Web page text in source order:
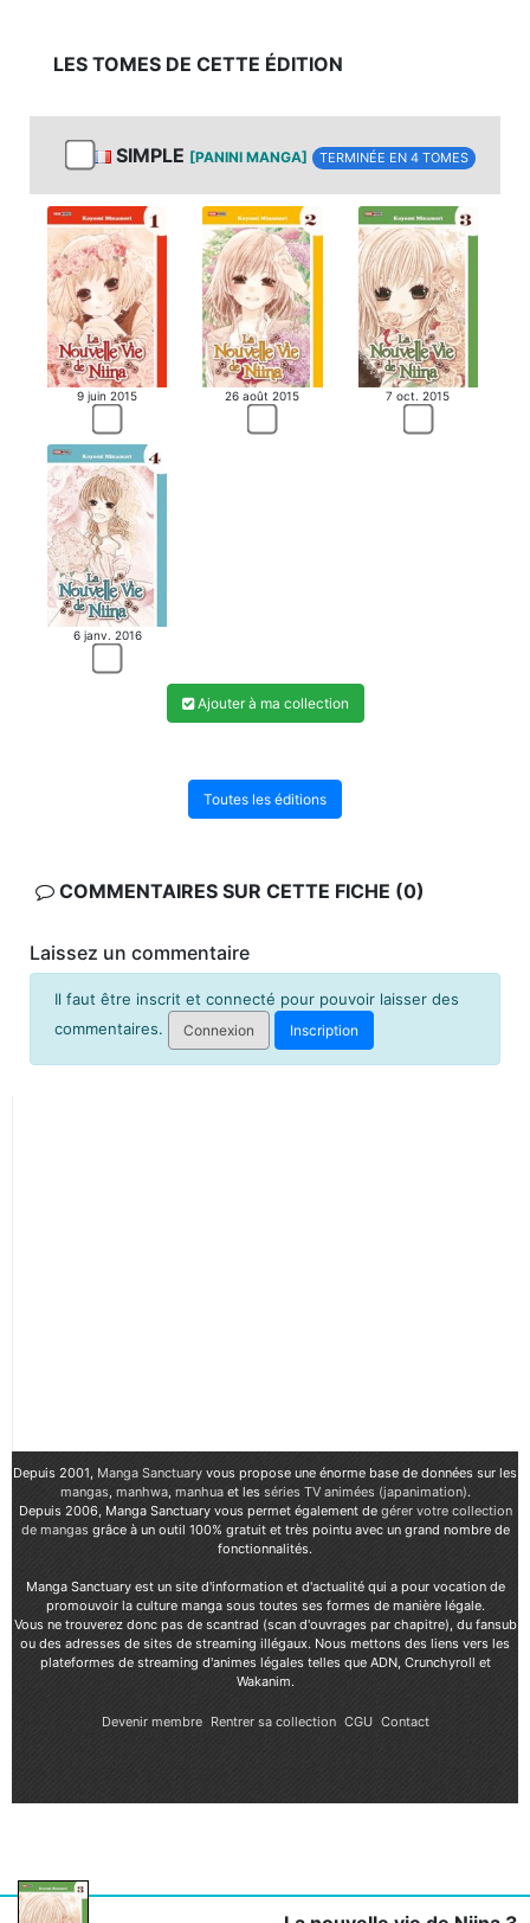
LES TOMES DE CETTE ÉDITION
SIMPLE [PANINI MANGA] TERMINÉE EN 4 TOMES
9 juin 2015 26 août 2015 7 oct. 2015
6 janv. 2016
Ajouter à ma collection
Toutes les éditions
COMMENTAIRES SUR CETTE FICHE (0)
Laissez un commentaire
Il faut être inscrit et connecté pour pouvoir laisser des
commentaires.
Connexion Inscription
Depuis 2001, Manga Sanctuary vous propose une énorme base de données sur les
mangas, manhwa, manhuaet les séries TV animées (japanimation).
Depuis 2006, Manga Sanctuary vous permet également de gérer votre collection
de mangasgrâce à un outil 100% gratuit et très pointu avec un grand nombre de
fonctionnalités.
Manga Sanctuary est un site d'information et d'actualité qui a pour vocation de
promouvoir la culture manga sous toutes ses formes de manière légale.
Vous ne trouverez donc pas de scantrad (scan d'ouvrages par chapitre), du fansub
ou des adresses de sites de streaming illégaux. Nous mettons des liens vers les
plateformes de streaming d'animes légales telles que ADN, Crunchyroll et
Wakanim.
Devenir membre Rentrer sa collection CGU Contact